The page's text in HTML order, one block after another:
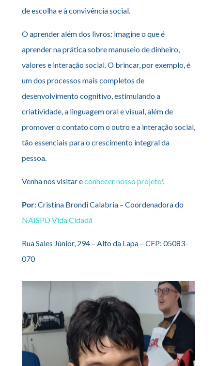
de escolha e à convivência social.
O aprender além dos livros: imagine o que é
aprender na prática sobre manuseio de dinheiro,
valores e interação social. O brincar, por exemplo, é
um dos processos mais completos de
desenvolvimento cognitivo, estimulando a
criatividade, a linguagem oral e visual, além de
promover o contato com o outro e a interação social,
tão essenciais para o crescimento integral da
pessoa.
Venha nos visitar econhecer nosso projeto!
Por:Cristina Brondi Calabria – Coordenadora do
NAISPD Vida Cidadã
Rua Sales Júnior, 294 – Alto da Lapa – CEP: 05083-
070